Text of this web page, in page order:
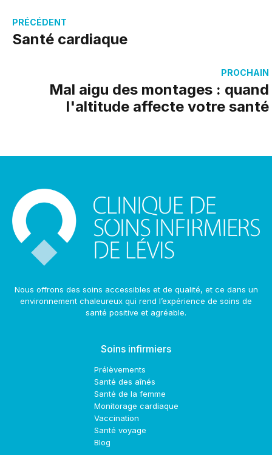
PRÉCÉDENT
Santé cardiaque
PROCHAIN
Mal aigu des montages : quand
l'altitude affecte votre santé
Nous offrons des soins accessibles et de qualité, et ce dans un
environnement chaleureux qui rend l’expérience de soins de
santé positive et agréable.
Soins infirmiers
Prélèvements
Santé des aînés
Santé de la femme
Monitorage cardiaque
Vaccination
Santé voyage
Blog